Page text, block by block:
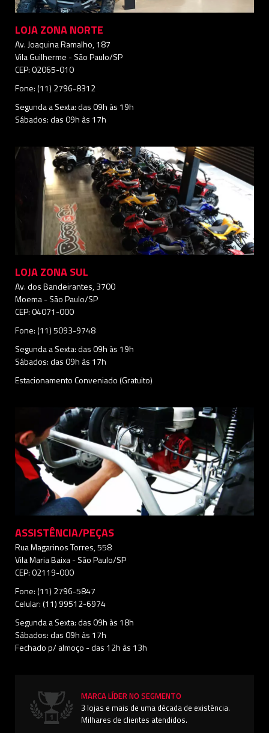
LOJA ZONA NORTE
Av. Joaquina Ramalho, 187
Vila Guilherme - São Paulo/SP
CEP: 02065-010
Fone: (11) 2796-8312
Segunda a Sexta: das 09h às 19h
Sábados: das 09h às 17h
LOJA ZONA SUL
Av. dos Bandeirantes, 3700
Moema - São Paulo/SP
CEP: 04071-000
Fone: (11) 5093-9748
Segunda a Sexta: das 09h às 19h
Sábados: das 09h às 17h
Estacionamento Conveniado (Gratuito)
ASSISTÊNCIA/PEÇAS
Rua Magarinos Torres, 558
Vila Maria Baixa - São Paulo/SP
CEP: 02119-000
Fone: (11) 2796-5847
Celular: (11) 99512-6974
Segunda a Sexta: das 09h às 18h
Sábados: das 09h às 17h
Fechado p/ almoço - das 12h às 13h
MARCA LÍDER NO SEGMENTO
3 lojas e mais de uma década de existência.
Milhares de clientes atendidos.